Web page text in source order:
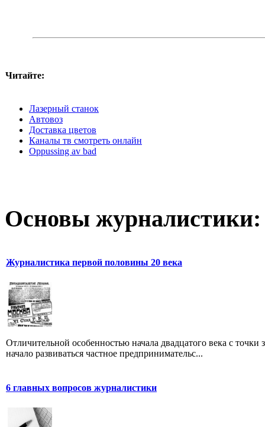
Читайте:
Лазерный станок
Автовоз
Доставка цветов
Каналы тв смотреть онлайн
Oppussing av bad
Основы журналистики:
Журналистика первой половины 20 века
Отличительной особенностью начала двадцатого века с
начало развиваться частное предпринимательс...
6 главных вопросов журналистики